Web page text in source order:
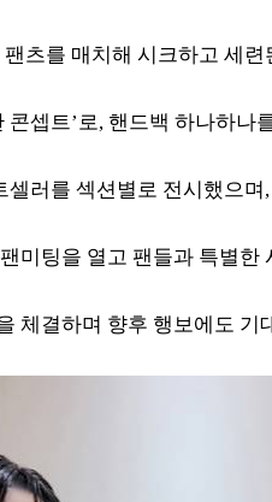
츠를 매치해 시크하고 세
셉트’로, 핸드백 하나하
러를 섹션별로 전시했으
미팅을 열고 팬들과 특별한
체결하며 향후 행보에도 기